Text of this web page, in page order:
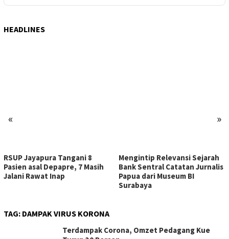
HEADLINES
« »
RSUP Jayapura Tangani 8
Pasien asal Depapre, 7 Masih
Jalani Rawat Inap
Mengintip Relevansi Sejarah
Bank Sentral Catatan Jurnalis
Papua dari Museum BI
Surabaya
TAG: DAMPAK VIRUS KORONA
Terdampak Corona, Omzet Pedagang Kue